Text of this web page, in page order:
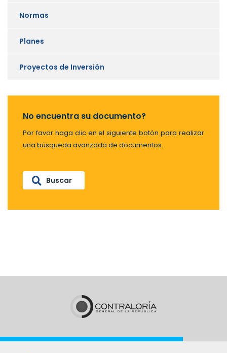
Normas
Planes
Proyectos de Inversión
No encuentra su documento?
Por favor haga clic en el siguiente botón para realizar
una búsqueda avanzada de documentos.
Buscar